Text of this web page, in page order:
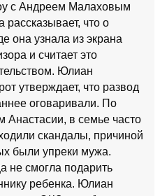
с Андреем Малаховым
рассказывает, что о
она узнала из экрана
и считает это
Юлиан
утверждает, что развод
оговаривали. По
Анастасии, в семье часто
скандалы, причиной
были упреки мужа.
не смогла подарить
ребенка. Юлиан